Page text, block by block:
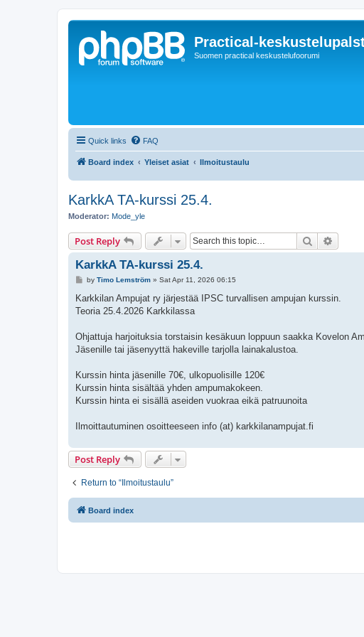
Practical-
Suomen practical keskustelufoorumi
Quick links FAQ
Board index Yleiset asiat Ilmoitustaulu
KarkkA TA-kurssi 25.4.
Moderator: Mode_yle
Post Reply Search
KarkkA TA-kurssi 25.4.
P
s
by Timo Lemström» Sat Apr 11, 2026 06:15
Karkkilan Ampujat ry järjestää IPSC turvallisen ampujan kurssin.
Teoria 25.4.2026 Karkkilassa
Ohjattuja harjoituksia torstaisin kesäkuun loppuun saakka Kovelon
Jäsenille tai jäsenyyttä hakeville tarjolla lainakalustoa.
Kurssin hinta jäsenille 70€, ulkopuolisille 120€
Kurssin hinta sisältää yhden ampumakokeen.
Kurssin hinta ei sisällä aseiden vuokraa eikä patruunoita
Ilmoittautuminen osoitteeseen info (at) karkkilanampujat.fi
Post Reply
Return to “Ilmoitustaulu”
Board index